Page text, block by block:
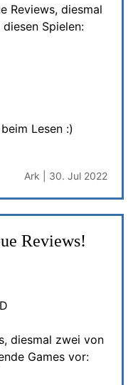
Reviews, diesmal
Spielen:
Lesen :)
Ark | 30. Jul 2022
Reviews!
diesmal zwei von
Games vor: